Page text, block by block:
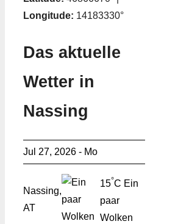
Longitude: 14183330°
Das aktuelle
Wetter in
Nassing
Jul 27, 2026 - Mo
Nassing,
AT
15°C Ein
paar
Wolken